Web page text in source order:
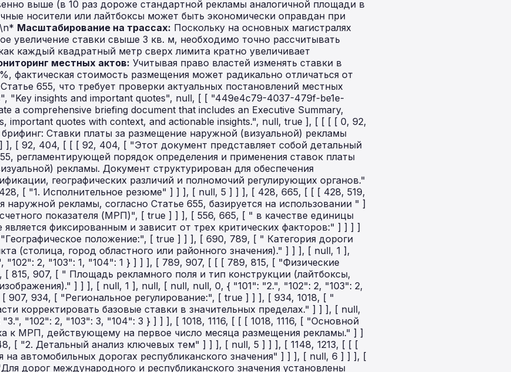
выше (в 10 раз дороже стандартной рекламы аналогичной площади в
носители или лайтбоксы может быть экономически оправдан при
Масштабирование на трассах: Поскольку на основных магистралях
увеличение ставки свыше 3 кв. м, необходимо точно рассчитывать
каждый квадратный метр сверх лимита кратно увеличивает
местных актов: Учитывая право властей изменять ставки в диапазоне от -50% до +200%, фактическая стоимость размещения может радикально отличаться от базовых цифр, указанных в Статье 655, что требует проверки актуальных постановлений местных маслихатов.", [ "Briefing Doc", "Key insights and important quotes", null, [ [ "449e4c79-4037-479f-be1e-c1a9ef276754" ] ], "ru", "Create a comprehensive briefing document that includes an Executive Summary, detailed analysis of key themes, important quotes with context, and actionable insights.", null, true ], [ [ [ [ 0, 92, [ [ [ 0, 92, [ "Аналитический брифинг: Ставки платы за размещение наружной (визуальной) рекламы (Статья 655)" ] ] ], [ null, 4 ] ] ], [ 92, 404, [ [ [ 92, 404, [ "Этот документ представляет собой детальный анализ положений Статьи 655, регламентирующей порядок определения и применения ставок платы за размещение наружной (визуальной) рекламы. Документ структурирован для обеспечения понимания механизмов тарификации, географических различий и полномочий регулирующих органов." ] ] ] ] ], [ 404, 428, [ [ [ 404, 428, [ "1. Исполнительное резюме" ] ] ], [ null, 5 ] ] ], [ 428, 665, [ [ [ 428, 519, [ "Система налогообложения наружной рекламы, согласно Статье 655, базируется на использовании " ] ], [ 519, 556, [ "месячного расчетного показателя (МРП)", [ true ] ] ], [ 556, 665, [ " в качестве единицы измерения. Размер платы не является фиксированным и зависит от трех критических факторов:" ] ] ] ] ], [ 665, 789, [ [ [ 665, 690, [ "Географическое положение:", [ true ] ] ], [ 690, 789, [ " Категория дороги или статус населенного пункта (столица, город областного или районного значения)." ] ] ], [ null, 1 ], null, [ null, null, 0, { "101": "1.", "102": 2, "103": 1, "104": 1 } ] ] ], [ 789, 907, [ [ [ 789, 815, [ "Физические характеристики:", [ true ] ] ], [ 815, 907, [ " Площадь рекламного поля и тип конструкции (лайтбоксы, крышные установки, видеоизображения)." ] ] ], [ null, 1 ], null, [ null, null, 0, { "101": "2.", "102": 2, "103": 2, "104": 2 } ] ] ], [ 907, 1018, [ [ [ 907, 934, [ "Региональное регулирование:", [ true ] ] ], [ 934, 1018, [ " Право местных органов власти корректировать базовые ставки в значительных пределах." ] ] ], [ null, 1 ], null, [ null, null, 0, { "101": "3.", "102": 2, "103": 3, "104": 3 } ] ] ], [ 1018, 1116, [ [ [ 1018, 1116, [ "Основной принцип расчета — привязка к МРП, действующему на первое число месяца размещения рекламы." ] ] ] ] ], [ 1116, 1148, [ [ [ 1116, 1148, [ "2. Детальный анализ ключевых тем" ] ] ], [ null, 5 ] ] ], [ 1148, 1213, [ [ [ 1148, 1213, [ "А. Тарификация на автомобильных дорогах республиканского значения" ] ] ], [ null, 6 ] ] ], [ 1213, 1406, [ [ [ 1213, 1406, [ "Для дорог международного и республиканского значения установлены базовые ставки для объектов площадью до 3 кв. м. При превышении этого размера плата увеличивается пропорционально росту площади." ] ] ] ] ], [ 1406, 1479, [ [ [ 1406, 1479, [ "Таблица 1. Базовые ежемесячные ставки для дорог республиканского значения", [ true ] ] ] ] ] ], [ 1479, 1593, null, null, [ 5, 2, [ [ 1479, 1512, [ [ 1479, 1494, [ [ 1479, 1494, [ [ [ 1479, 1494, [ "Категория дорог" ] ] ] ] ] ] ], [ 1494, 1512, [ [ 1494, 1512, [ [ [ 1494, 1512, [ "Ставка платы (МРП)" ] ] ] ] ] ] ] ] ], [ 1512, 1529, [ [ 1512, 1528, [ [ 1512, 1528, [ [ [ 1512, 1528, [ "Подходы к городу" ] ] ] ] ] ] ], [ 1528, 1529, [ [ 1528, 1529, [ [ [ 1528, 1529, [ "8" ] ] ] ] ] ] ] ] ], [ 1529, 1552, [ [ 1529, 1551, [